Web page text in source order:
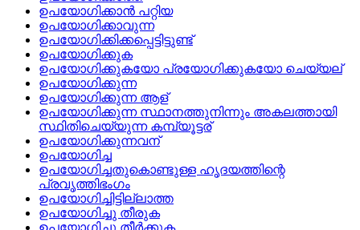
ഉപയോഗിക്കാന്‍ പറ്റിയ
ഉപയോഗിക്കാവുന്ന
ഉപയോഗിക്കിക്കപ്പെട്ടിട്ടുണ്ട്
ഉപയോഗിക്കുക
ഉപയോഗിക്കുകയോ പ്രയോഗിക്കുകയോ ചെയ്യല്
ഉപയോഗിക്കുന്ന
ഉപയോഗിക്കുന്ന ആള്
ഉപയോഗിക്കുന്ന സ്ഥാനത്തുനിന്നും അകലത്തായി
സ്ഥിതിചെയ്യുന്ന കമ്പ്യൂട്ടര്
ഉപയോഗിക്കുന്നവന്
ഉപയോഗിച്ച
ഉപയോഗിച്ചതുകൊണ്ടുള്ള ഹൃദയത്തിന്റെ
പ്രവൃത്തിഭംഗം
ഉപയോഗിച്ചിട്ടില്ലാത്ത
ഉപയോഗിച്ചു തീരുക